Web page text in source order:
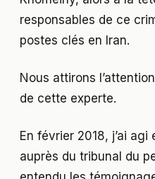
responsables de ce
postes clés en Iran.
Nous attirons
de cette experte.
En février 2018, j’ai agi
auprès du tribunal du